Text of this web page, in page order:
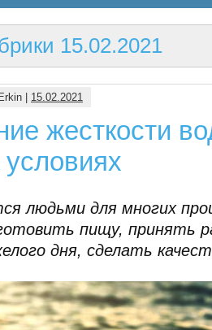
15.02.2021
| 15.02.2021
жесткости
людьми для многих
пищу, принять
дня, сделать